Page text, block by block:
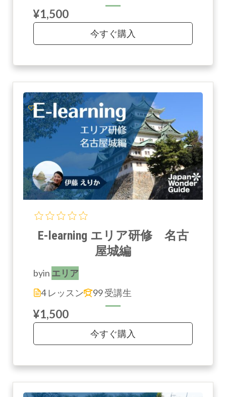
¥1,500
今すぐ購入
E-learning エリア研修 名古
屋城編
byin エリア
4 レッスン
99 受講生
¥1,500
今すぐ購入